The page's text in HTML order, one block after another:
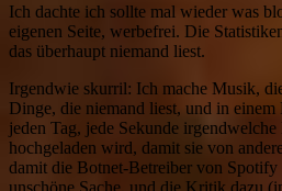
Ich dachte ich sollte mal wieder was
eigenen Seite, werbefrei. Die
das überhaupt niemand liest.
Irgendwie skurril: Ich mache Musik,
Dinge, die niemand liest, und in einem
jeden Tag, jede Sekunde
hochgeladen wird, damit sie von
damit die Botnet-Betreiber von
unschöne Sache, und die Kritik dazu